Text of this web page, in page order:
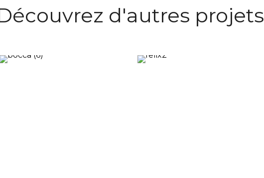
d'autres projets